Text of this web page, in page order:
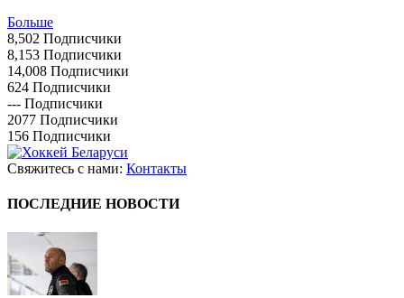
Больше
8,502 Подписчики
8,153 Подписчики
14,008 Подписчики
624 Подписчики
--- Подписчики
2077 Подписчики
156 Подписчики
Свяжитесь с нами: Контакты
ПОСЛЕДНИЕ НОВОСТИ